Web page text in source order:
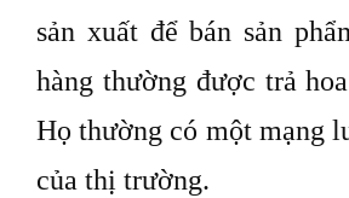
sản xuất để bán sản
hàng thường được trả
Họ thường có một mạng
của thị trường.